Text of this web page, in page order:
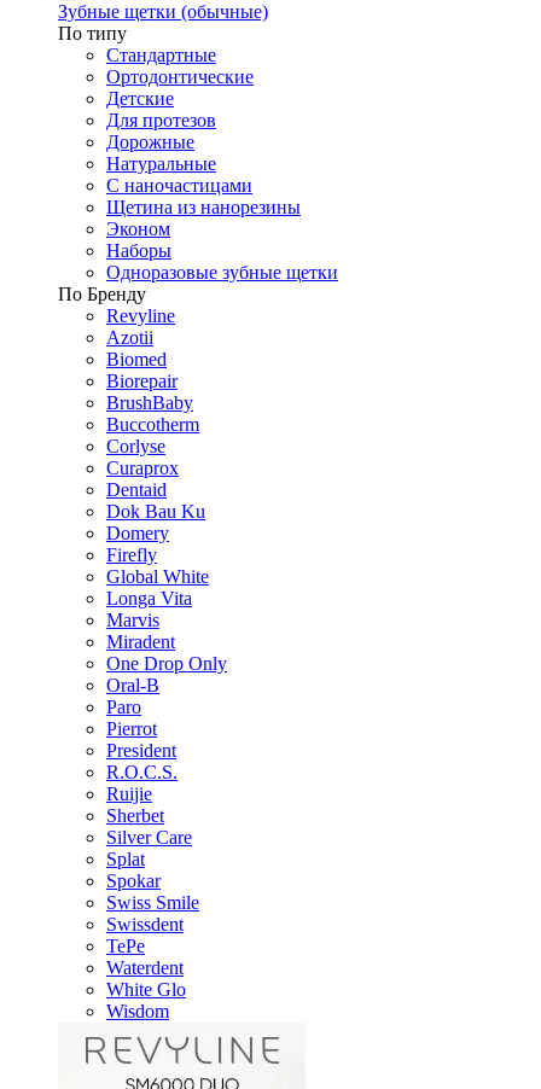
Зубные щетки (обычные)
По типу
Стандартные
Ортодонтические
Детские
Для протезов
Дорожные
Натуральные
С наночастицами
Щетина из нанорезины
Эконом
Наборы
Одноразовые зубные щетки
По Бренду
Revyline
Azotii
Biomed
Biorepair
BrushBaby
Buccotherm
Corlyse
Curaprox
Dentaid
Dok Bau Ku
Domery
Firefly
Global White
Longa Vita
Marvis
Miradent
One Drop Only
Oral-B
Paro
Pierrot
President
R.O.C.S.
Ruijie
Sherbet
Silver Care
Splat
Spokar
Swiss Smile
Swissdent
TePe
Waterdent
White Glo
Wisdom